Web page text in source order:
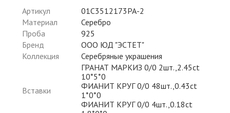
Артикул
01С3512173РА-2
Материал
Серебро
Проба
925
Бренд
ООО ЮД "ЭСТЕТ"
Коллекция
Серебряные украшения
Вставки
ГРАНАТ МАРКИЗ 0/0 2шт.,2.45ct
10*5*0
ФИАНИТ КРУГ 0/0 48шт.,0.43ct
1*0*0
ФИАНИТ КРУГ 0/0 4шт.,0.18ct